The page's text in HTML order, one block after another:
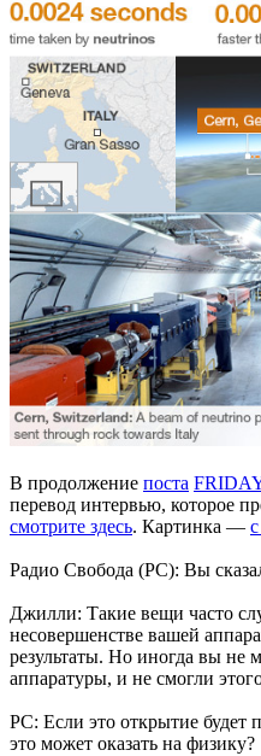
В продолжение поста
перевод интервью, которое
смотрите здесь. Картинка —
Радио Свобода (РС): Вы
Джилли: Такие вещи часто
несовершенстве вашей
результаты. Но иногда вы не
аппаратуры, и не смогли
РС: Если это открытие будет
это может оказать на физику?